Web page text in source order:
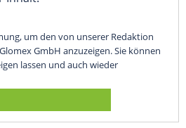
um den von unserer Redaktion
GmbH anzuzeigen. Sie können
lassen und auch wieder